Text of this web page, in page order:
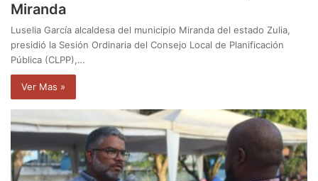
Miranda
Luselia García alcaldesa del municipio Miranda del estado Zulia,
presidió la Sesión Ordinaria del Consejo Local de Planificación
Pública (CLPP),…
Ver Mas »